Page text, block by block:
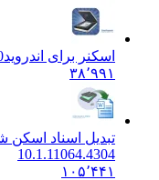
اسکنر برای اندروید
۳۸٬۹۹۱
تبدیل اسناد اسکن
10.1.11064.4304
۱۰۵٬۴۴۱